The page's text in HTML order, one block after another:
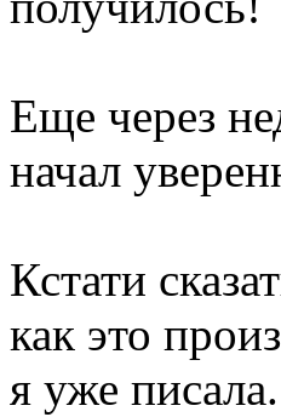
Еще через
начал
Кстати
как это
я уже писала.